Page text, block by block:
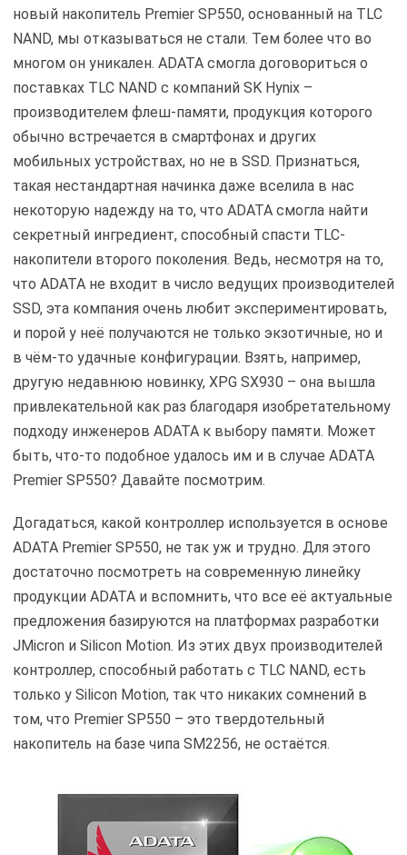
новый накопитель Premier SP550, основанный на TLC
NAND, мы отказываться не стали. Тем более что во
многом он уникален. ADATA смогла договориться о
поставках TLC NAND с компаний SK Hynix –
производителем флеш-памяти, продукция которого
обычно встречается в смартфонах и других
мобильных устройствах, но не в SSD. Признаться,
такая нестандартная начинка даже вселила в нас
некоторую надежду на то, что ADATA смогла найти
секретный ингредиент, способный спасти TLC-
накопители второго поколения. Ведь, несмотря на то,
что ADATA не входит в число ведущих производителей
SSD, эта компания очень любит экспериментировать,
и порой у неё получаются не только экзотичные, но и
в чём-то удачные конфигурации. Взять, например,
другую недавнюю новинку, XPG SX930 – она вышла
привлекательной как раз благодаря изобретательному
подходу инженеров ADATA к выбору памяти. Может
быть, что-то подобное удалось им и в случае ADATA
Premier SP550? Давайте посмотрим.
Догадаться, какой контроллер используется в основе
ADATA Premier SP550, не так уж и трудно. Для этого
достаточно посмотреть на современную линейку
продукции ADATA и вспомнить, что все её актуальные
предложения базируются на платформах разработки
JMicron и Silicon Motion. Из этих двух производителей
контроллер, способный работать с TLC NAND, есть
только у Silicon Motion, так что никаких сомнений в
том, что Premier SP550 – это твердотельный
накопитель на базе чипа SM2256, не остаётся.